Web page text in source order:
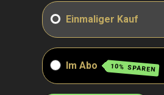
Einmaliger Kauf
Im Abo 10% SPAREN